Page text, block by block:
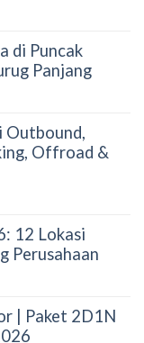
di Puncak
Panjang
Outbound,
Offroad &
12 Lokasi
Perusahaan
| Paket 2D1N